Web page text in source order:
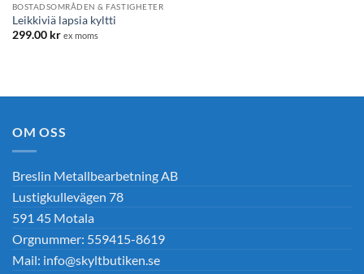
BOSTADSOMRÅDEN & FASTIGHETER
Leikkiviä lapsia kyltti
299.00 kr ex moms
OM OSS
Breslin Metallbearbetning AB
Lustigkullevägen 78
591 45 Motala
Orgnummer: 559415-8619
Mail: info@skyltbutiken.se